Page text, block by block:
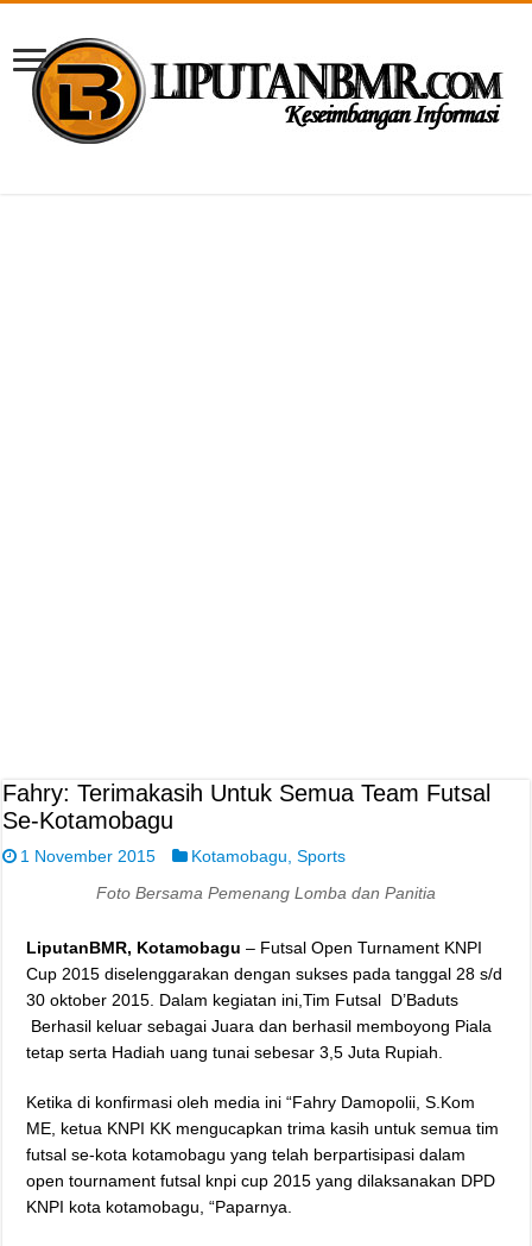
Fahry: Terimakasih Untuk Semua Team Futsal
Se-Kotamobagu
1 November 2015 Kotamobagu ,Sports
Foto Bersama Pemenang Lomba dan Panitia
LiputanBMR, Kotamobagu – Futsal Open Turnament KNPI
Cup 2015 diselenggarakan dengan sukses pada tanggal 28 s/d
30 oktober 2015. Dalam kegiatan ini,Tim Futsal D’Baduts
Berhasil keluar sebagai Juara dan berhasil memboyong Piala
tetap serta Hadiah uang tunai sebesar 3,5 Juta Rupiah.
Ketika di konfirmasi oleh media ini “Fahry Damopolii, S.Kom
ME, ketua KNPI KK mengucapkan trima kasih untuk semua tim
futsal se-kota kotamobagu yang telah berpartisipasi dalam
open tournament futsal knpi cup 2015 yang dilaksanakan DPD
KNPI kota kotamobagu, “Paparnya.